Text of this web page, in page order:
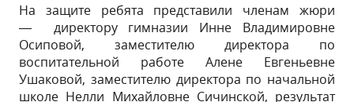
На защите ребята представили членам жюри
— директору гимназии Инне Владимировне
Осиповой, заместителю директора по
воспитательной работе Алене Евгеньевне
Ушаковой, заместителю директора по начальной
школе Нелли Михайловне Сичинской, результат